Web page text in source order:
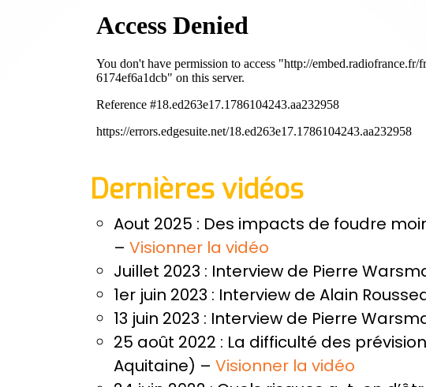
Dernières vidéos
Aout 2025 : Des impacts de foudre
– Visionner la vidéo
Juillet 2023 : Interview de Pierre
1er juin 2023 : Interview de Alain
13 juin 2023 : Interview de Pierre
25 août 2022 : La difficulté des
Aquitaine) – Visionner la vidéo